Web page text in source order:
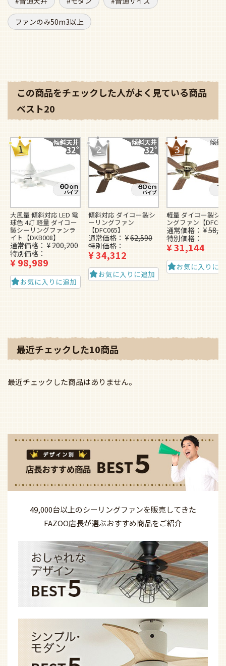
ファンのみ50m3以上
この商品をチェックした人がよく見ている商品
ベスト20
球色 4灯 軽量 ダイコー
製シーリングファンラ
イト【DKB008】
通常価格 ¥200,200
特別価格
¥98,989
お気に入りに追加
ーリングファン
【DFC065】
通常価格 ¥ 62,590
特別価格
¥34,312
お気に入りに追加
ングファン【
通常価格 ¥
特別価格
¥31,144
お気に入りに
最近チェックした10商品
FAZOO店長が選ぶ おすすめ商品をご紹介